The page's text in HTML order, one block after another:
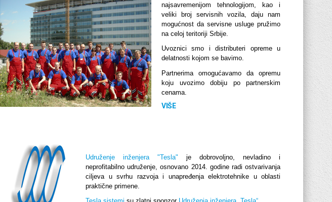
najsavremenijom tehnologijom, kao i
veliki broj servisnih vozila, daju nam
mogućnost da servisne usluge pružimo
na celoj teritoriji Srbije.
Uvoznici smo i distributeri opreme u
delatnosti kojom se bavimo.
Partnerima omogućavamo da opremu
koju uvozimo dobiju po partnerskim
cenama.
VIŠE
Udruženje inženjera "Tesla" je dobrovoljno, nevladino i
neprofitabilno udruženje, osnovano 2014. godine radi ostvarivanja
ciljeva u svrhu razvoja i unapređenja elektrotehnike u oblasti
praktične primene.